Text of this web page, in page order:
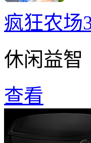
疯狂农场
休闲益智
查看